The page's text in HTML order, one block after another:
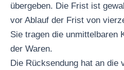
übergeben. Die Frist ist
vor Ablauf der Frist von
Sie tragen die unmittelbaren
der Waren.
Die Rücksendung hat an die